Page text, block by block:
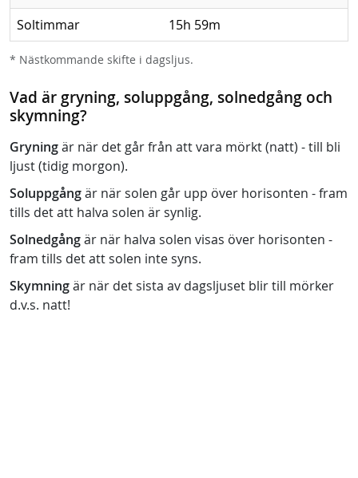
Soltimmar 15h 59m
* Nästkommande skifte i dagsljus.
Vad är gryning, soluppgång, solnedgång och
skymning?
Gryningär när det går från att vara mörkt (natt) - till bli
ljust (tidig morgon).
Soluppgångär när solen går upp över horisonten - fram
tills det att halva solen är synlig.
Solnedgångär när halva solen visas över horisonten -
fram tills det att solen inte syns.
Skymningär när det sista av dagsljuset blir till mörker
d.v.s. natt!